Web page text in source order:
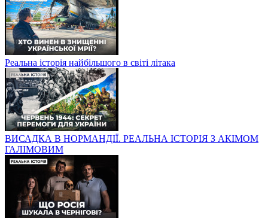
Реальна історія найбільшого в світі літака
ВИСАДКА В НОРМАНДІЇ. РЕАЛЬНА ІСТОРІЯ З АКІМОМ
ГАЛІМОВИМ